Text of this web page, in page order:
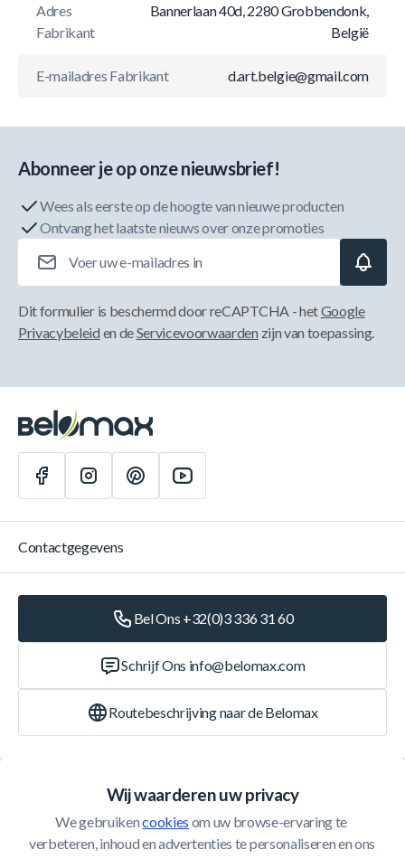
Adres
Fabrikant
Bannerlaan 40d, 2280 Grobbendonk,
België
E-mailadres Fabrikant d.art.belgie@gmail.com
Wij waarderen uw privacy
We gebruiken cookies om uw browse-ervaring te
verbeteren, inhoud en advertenties te personaliseren en ons
Abonneer je op onze nieuwsbrief!
Wees als eerste op de hoogte van nieuwe producten
Ontvang het laatste nieuws over onze promoties
Dit formulier is beschermd door reCAPTCHA - hetGoogle
Privacybeleid en deServicevoorwaarden zijn van toepassing.
Klantenservice
Contactgegevens
Bel Ons +32(0)3 336 31 60
Schrijf Ons info@belomax.com
Routebeschrijving naar de Belomax